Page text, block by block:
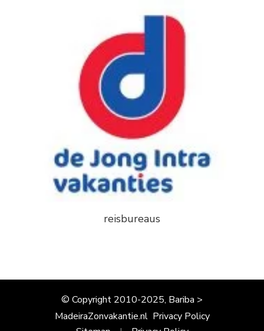
reisbureaus
© Copyright 2010-2025, Bariba >
MadeiraZonvakantie.nl Privacy Policy